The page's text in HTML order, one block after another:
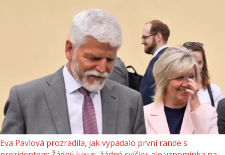
Eva Pavlová prozradila, jak vypadalo první rande s